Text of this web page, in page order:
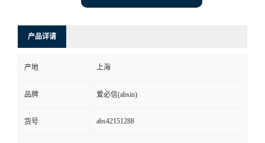
产品详请
产地 上海
品牌 爱必信(absin)
货号 abs42151288